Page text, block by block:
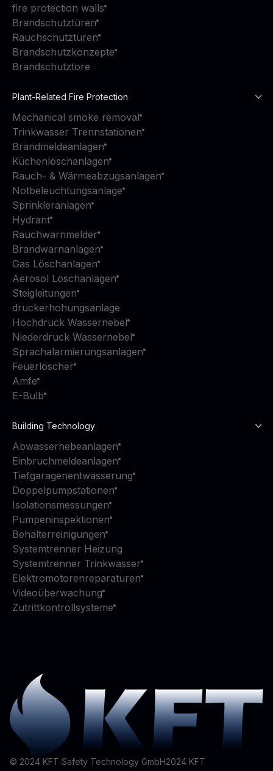
fire protection walls
Brandschutztüren
Rauchschutztüren
Brandschutzkonzepte
Brandschutztore
Plant-Related Fire Protection
Mechanical smoke removal
Trinkwasser Trennstationen
Brandmeldeanlagen
Küchenlöschanlagen
Rauch- & Wärmeabzugsanlagen
Notbeleuchtungsanlage
Sprinkleranlagen
Hydrant
Rauchwarnmelder
Brandwarnanlagen
Gas Löschanlagen
Aerosol Löschanlagen
Steigleitungen
druckerhohungsanlage
Hochdruck Wassernebel
Niederdruck Wassernebel
Sprachalarmierungsanlagen
Feuerlöscher
Amfe
E-Bulb
Building Technology
Abwasserhebeanlagen
Einbruchmeldeanlagen
Tiefgaragenentwässerung
Doppelpumpstationen
Isolationsmessungen
Pumpeninspektionen
Behälterreinigungen
Systemtrenner Heizung
Systemtrenner Trinkwasser
Elektromotorenreparaturen
Videoüberwachung
Zutrittkontrollsysteme
© 2024 KFT Safety Technology GmbH2024 KFT